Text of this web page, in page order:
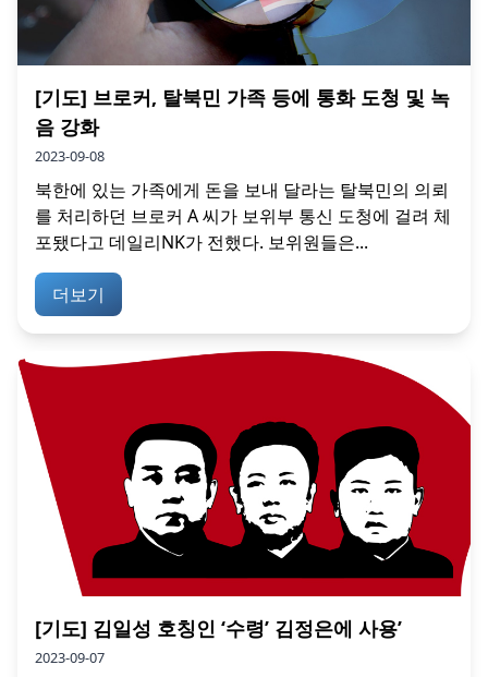
[기도] 브로커, 탈북민 가족 등에 통화 도청 및 녹
음 강화
2023-09-08
북한에 있는 가족에게 돈을 보내 달라는 탈북민의 의뢰
를 처리하던 브로커 A 씨가 보위부 통신 도청에 걸려 체
포됐다고 데일리NK가 전했다. 보위원들은...
더보기
[기도] 김일성 호칭인 ‘수령’ 김정은에 사용’
2023-09-07